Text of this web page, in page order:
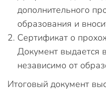
дополнительного
образования и
Сертификат о
Документ выдается
независимо от
Итоговый документ